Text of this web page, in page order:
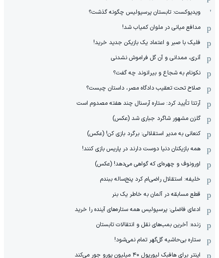
ویدیوکست: تابستان پرسپولیس چگونه گذشت؟
مدافع میانی در ملوان کمیاب شد!
فلیک با صبر و اعتماد یک بازیکن جدید خرید!
آنری، ممدانی و آن گل فراموش نشدنی
نکونام به شجاع و بیرانوند چه گفت؟
صلاح تحت تعقیب دادگاه مصر، داستان چیست؟
آرتتا تأیید کرد: ستاره آرسنال چند هفته مصدوم است
گلزن مشهور شاگرد جباری شد (عکس)
کنعانی به مدیر استقلالی: برگرد بازی کن! (عکس)
همه بازیکنان دنیا دوست دارند در پاریس بازی کنند!
اورونوف و چهره‌ای که گواهی می‌دهد! (عکس)
خلیفه: استقلال راضی‌ام کرد پنج‌ساله ببندم
قطع مسابقه در آلمان به خاطر یک بنر
ادعای فاضلی: پرسپولیس همه ستاره‌های آینده را خرید
زنده: آخرین بمب‌های نقل و انتقالات تابستان
ستاره بی‌حاشیه گل‌گهر تمام نمی‌شود!
اینتر برای هافبک لیورپول ۴۰ میلیون یورو جور می‌کند